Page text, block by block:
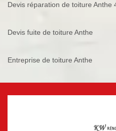
Devis réparation de toiture Anthe
Devis fuite de toiture Anthe
Entreprise de toiture Anthe